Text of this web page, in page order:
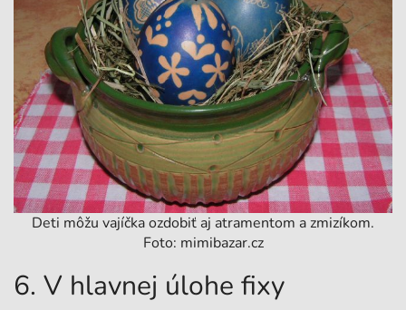
Deti môžu vajíčka ozdobiť aj atramentom a zmizíkom.
Foto: mimibazar.cz
6. V hlavnej úlohe fixy